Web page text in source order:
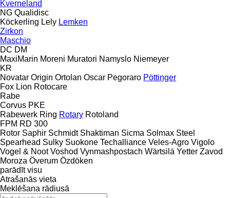
Kverneland
NG Qualidisc
Köckerling Lely Lemken
Zirkon
Maschio
DC DM
MaxiMarin Moreni Muratori Namyslo Niemeyer
KR
Novatar Origin Ortolan Oscar Pegoraro Pöttinger
Fox Lion Rotocare
Rabe
Corvus PKE
Rabewerk Ring Rotary Rotoland
FPM RD 300
Rotor Saphir Schmidt Shaktiman Sicma Solmax Steel
Spearhead Sulky Suokone Techalliance Veles-Agro Vigolo
Vogel & Noot Voshod Vynmashpostach Wärtsilä Yetter Zavod
Moroza Överum Özdöken
parādīt visu
Atrašanās vieta
Meklēšana rādiusā